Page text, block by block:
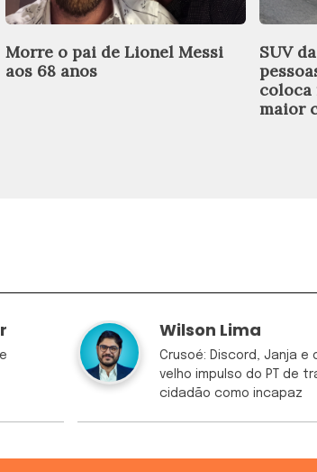
Morre o pai de Lionel Messi
aos 68 anos
SUV
maior
Wilson Lima
Crusoé: Discord, Janja e
velho impulso do PT de
cidadão como incapaz